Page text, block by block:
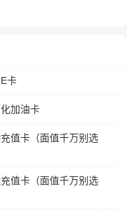
卡
加油卡
值卡（面值千万别选
值卡（面值千万别选